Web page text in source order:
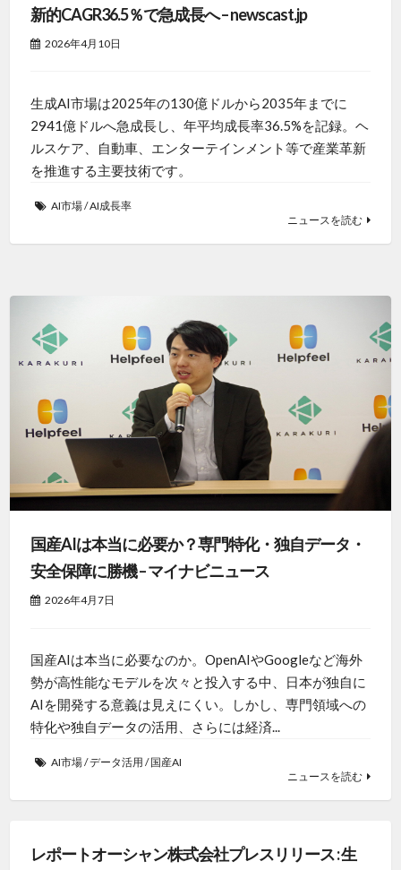
新的CAGR36.5％で急成長へ – newscast.jp
2026年4月10日
生成AI市場は2025年の130億ドルから2035年までに
2941億ドルへ急成長し、年平均成長率36.5%を記録。ヘ
ルスケア、自動車、エンターテインメント等で産業革新
を推進する主要技術です。
AI市場/AI成長率
ニュースを読む
国産AIは本当に必要か？専門特化・独自データ・
安全保障に勝機 – マイナビニュース
2026年4月7日
国産AIは本当に必要なのか。OpenAIやGoogleなど海外
勢が高性能なモデルを次々と投入する中、日本が独自に
AIを開発する意義は見えにくい。しかし、専門領域への
特化や独自データの活用、さらには経済...
AI市場/データ活用 /国産AI
ニュースを読む
レポートオーシャン株式会社プレスリリース : 生